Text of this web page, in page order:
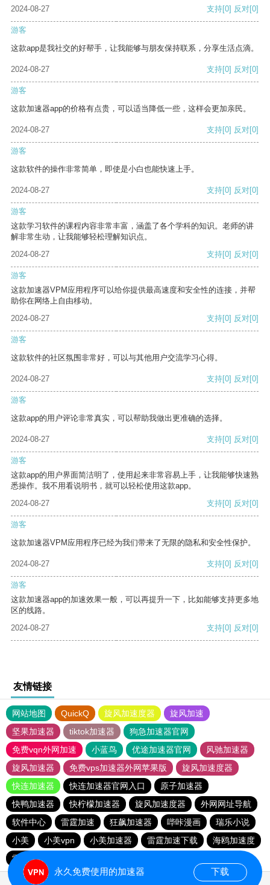
2024-08-27 支持[0] 反对[0]
游客
这款app是我社交的好帮手，让我能够与朋友保持联系，分享生活点滴。
2024-08-27 支持[0] 反对[0]
游客
这款加速器app的价格有点贵，可以适当降低一些，这样会更加亲民。
2024-08-27 支持[0] 反对[0]
游客
这款软件的操作非常简单，即使是小白也能快速上手。
2024-08-27 支持[0] 反对[0]
游客
这款学习软件的课程内容非常丰富，涵盖了各个学科的知识。老师的讲
解非常生动，让我能够轻松理解知识点。
2024-08-27
支持[0] 反对[0]
游客
这款加速器VPM应用程序可以给你提供最高速度和安全性的连接，并帮
助你在网络上自由移动。
2024-08-27
支持[0] 反对[0]
游客
这款软件的社区氛围非常好，可以与其他用户交流学习心得。
2024-08-27 支持[0] 反对[0]
游客
这款app的用户评论非常真实，可以帮助我做出更准确的选择。
2024-08-27 支持[0] 反对[0]
游客
这款app的用户界面简洁明了，使用起来非常容易上手，让我能够快速熟
悉操作。我不用看说明书，就可以轻松使用这款app。
2024-08-27
支持[0] 反对[0]
游客
这款加速器VPM应用程序已经为我们带来了无限的隐私和安全性保护。
2024-08-27 支持[0] 反对[0]
游客
这款加速器app的加速效果一般，可以再提升一下，比如能够支持更多地
区的线路。
2024-08-27
支持[0] 反对[0]
友情链接
网站地图 QuickQ 旋风加速度器
旋风加速
坚果加速器
tiktok加速器
狗急加速器官网
免费vqn外网加速
小蓝鸟 优途加速器官网
风驰加速器
旋风加速器
免费vps加速器外网苹果版
旋风加速度器
快连加速器
快连加速器官网入口
原子加速器
快鸭加速器
快柠檬加速器 旋风加速度器
外网网址导航
软件中心
雷霆加速 狂飙加速器 哔咔漫画
瑞乐小说
小美
小美vpn 小美加速器 雷霆加速下载
海鸥加速度
雷霆加速版ins
永久免费使用的加速器 下载